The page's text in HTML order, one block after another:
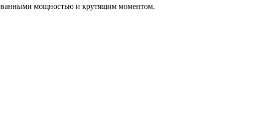
мощностью и крутящим моментом.